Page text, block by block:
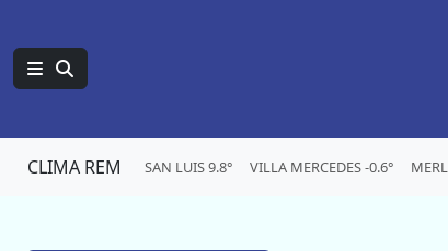
CLIMA REM SAN LUIS 9.8° VILLA MERCEDES -0.6°